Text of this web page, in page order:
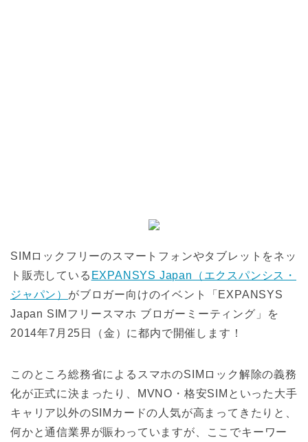
SIMロックフリーのスマートフォンやタブレットをネッ
ト販売している EXPANSYS Japan（エクスパンシス・
ジャパン） がブロガー向けのイベント「EXPANSYS
Japan SIMフリースマホ ブロガーミーティング」を
2014年7月25日（金）に都内で開催します！
このところ総務省によるスマホのSIMロック解除の義務
化が正式に決まったり、MVNO・格安SIMといった大手
キャリア以外のSIMカードの人気が高まってきたりと、
何かと通信業界が賑わっていますが、ここでキーワー